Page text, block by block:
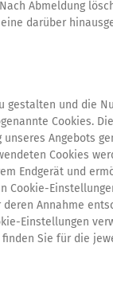
Abmeldung
darüber
und die
Cookies.
Angebots
Cookies
Endgerät und
Cookie-
Annahme
Einstellungen
Sie für die